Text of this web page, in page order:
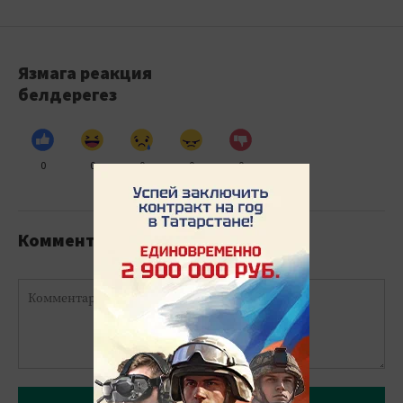
Язмага реакция
белдерегез
0 0 0 0 0
Комментарийлар